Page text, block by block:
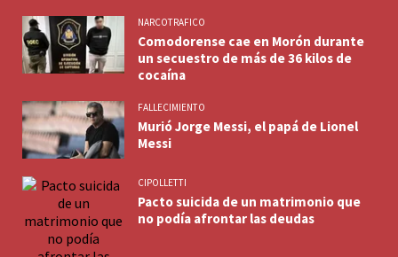
NARCOTRAFICO
Comodorense cae en Morón durante
un secuestro de más de 36 kilos de
cocaína
FALLECIMIENTO
Murió Jorge Messi, el papá de Lionel
Messi
CIPOLLETTI
Pacto suicida de un matrimonio que
no podía afrontar las deudas